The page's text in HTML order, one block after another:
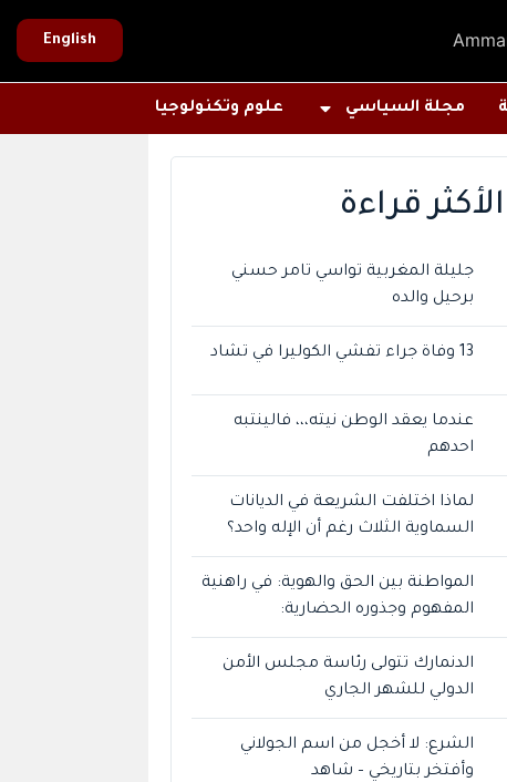
English
مجلة السياسي علوم وتكنولوجيا
الأكثر قراءة
جليلة المغربية تواسي تامر حسني
برحيل والده
13 وفاة جراء تفشي الكوليرا في تشاد
عندما يعقد الوطن نيته،،، فالينتبه
احدهم
لماذا اختلفت الشريعة في الديانات
السماوية الثلاث رغم أن الإله واحد؟
المواطنة بين الحق والهوية: في راهنية
المفهوم وجذوره الحضارية:
الدنمارك تتولى رئاسة مجلس الأمن
الدولي للشهر الجاري
الشرع: لا أخجل من اسم الجولاني
وأفتخر بتاريخي – شاهد